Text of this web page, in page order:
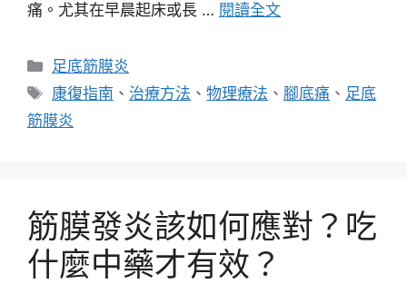
痛。尤其在早晨起床或長 … 閱讀全文
分
類
足底筋膜炎
標
籤
康復指南 、 治療方法 、物理療法 、 腳底痛 、 足底
筋膜炎
筋膜發炎該如何應對？吃
什麼中藥才有效？